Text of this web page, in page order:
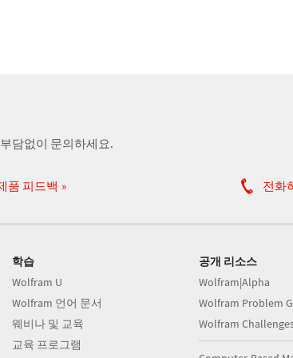
담없이 문의하세요.
품 피드백 전화
학습
Wolfram U
Wolfram 언어 문서
웨비나 및 교육
교육 프로그램
공개 리소스
Wolfram|Alpha
Wolfram Problem
Wolfram